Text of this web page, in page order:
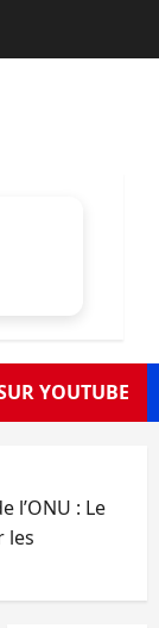
YOUTUBE
l’ONU : Le
les